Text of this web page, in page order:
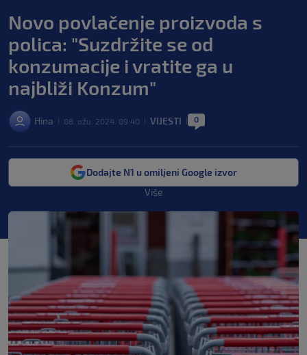
Novo povlačenje proizvoda s
polica: "Suzdržite se od
konzumacije i vratite ga u
najbliži Konzum"
Hina 08. ožu. 2024. 09:40 VIJESTI 0
Dodajte N1 u omiljeni Google izvor
Više